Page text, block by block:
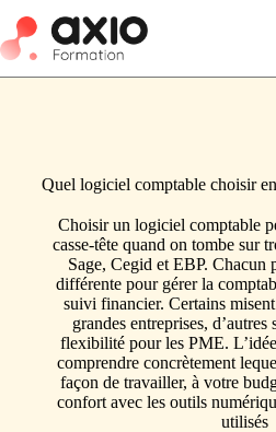
Quel logiciel comptable choisir
Choisir un logiciel comptable
casse-tête quand on tombe sur
Sage, Cegid et EBP. Chacun
différente pour gérer la
suivi financier. Certains
grandes entreprises,
flexibilité pour les PME.
comprendre concrètement
façon de travailler, à votre
confort avec les outils
utilisés